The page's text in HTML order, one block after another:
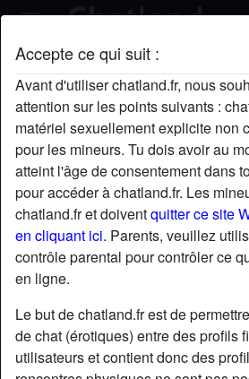
Accepte ce qui suit :
Avant d'utiliser chatland.fr, nous
attention sur les points suivants :
matériel sexuellement explicite non
pour les mineurs. Tu dois avoir au
atteint l'âge de consentement dans
pour accéder à chatland.fr. Les
chatland.fr et doiventquitter ce site
en cliquant ici. Parents, veuillez
contrôle parental pour contrôler ce
en ligne.
Le but de chatland.fr est de
de chat (érotiques) entre des profils
utilisateurs et contient donc des
LexKaplan's profil